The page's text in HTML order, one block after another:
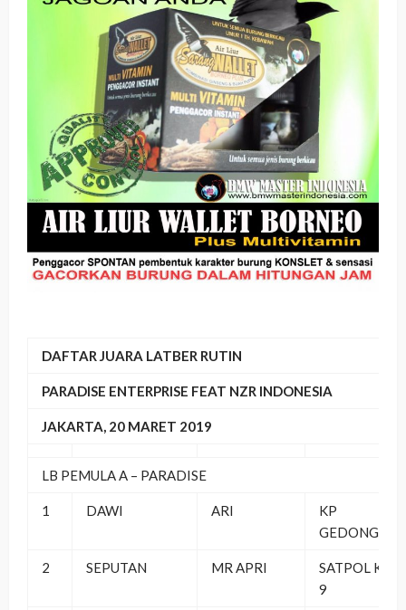
DAFTAR JUARA LATBER RUTIN
PARADISE ENTERPRISE FEAT NZR INDONESIA
JAKARTA, 20 MARET 2019
LB PEMULA A – PARADISE
1 DAWI ARI
KP
GEDONG
2 SEPUTAN MR APRI
SATPOL K-
9